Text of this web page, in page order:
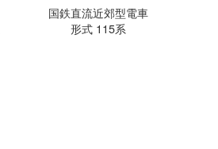
国鉄直流近郊型電車
形式 115系